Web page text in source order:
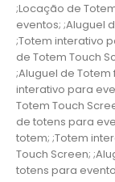
;Locação de
eventos; ;Aluguel
;Totem interativo
de Totem Touch
;Aluguel de
interativo para
Totem Touch
de totens para
totem; ;Totem
Touch Screen;
totens para